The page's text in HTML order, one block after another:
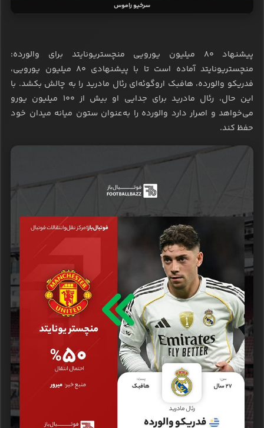
سرخیو راموس
پیشنهاد ۸۰ میلیون یورویی منچستریونایتد برای والورده:
منچستریونایتد آماده است تا با پیشنهادی ۸۰ میلیون یورویی،
فدریکو والورده، هافبک اروگوئه‌ای رئال مادرید را به چالش بکشد. با
این حال، رئال مادرید برای جدایی او بیش از ۱۰۰ میلیون یورو
می‌خواهد و اصرار دارد والورده را به‌عنوان ستون میانه میدان خود
حفظ کند.